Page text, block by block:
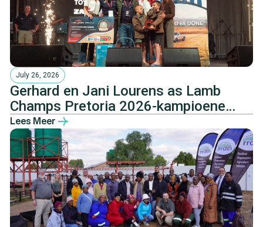
July 26, 2026
Gerhard en Jani Lourens as Lamb
Champs Pretoria 2026-kampioene
gekroon
Lees Meer